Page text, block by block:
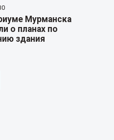
Мурманска
о планах по
здания